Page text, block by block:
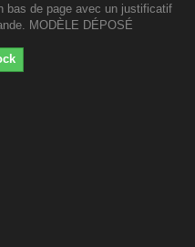
bas de page avec un justificatif
MODÈLE DÉPOSÉ